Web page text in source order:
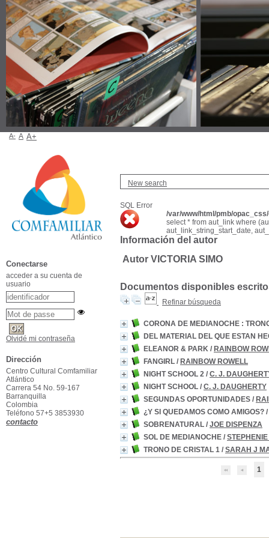
New search
SQL Error
/var/www/html/pmb/
select * from aut_link where
aut_link_string_start_date,
Información del autor
Autor VICTORIA SIMO
Documentos disponibles
Refinar búsqueda
CORONA DE MEDIANOCHE :
DEL MATERIAL DEL QUE ESTAN
ELEANOR & PARK / RAINBOW
FANGIRL / RAINBOW ROWELL
NIGHT SCHOOL 2 / C. J.
NIGHT SCHOOL / C. J. DAUGHERTY
SEGUNDAS OPORTUNIDADES /
¿Y SI QUEDAMOS COMO AMIGOS? /
SOBRENATURAL / JOE DISPENZA
SOL DE MEDIANOCHE /
TRONO DE CRISTAL 1 / SARAH J
1
A- A A+
Conectarse
acceder a su cuenta de
usuario
Olvidé mi contraseña
Dirección
Centro Cultural Comfamiliar
Atlántico
Carrera 54 No. 59-167
Barranquilla
Colombia
Teléfono 57+5 3853930
contacto